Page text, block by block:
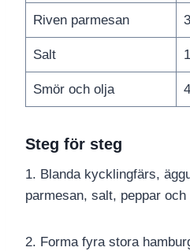
Riven parmesan
Salt
Smör och olja
Steg för steg
1. Blanda kycklingfärs,
parmesan, salt, peppar
2. Forma fyra stora